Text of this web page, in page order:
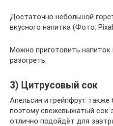
Достаточно небольшой
вкусного напитка (Фото:
Можно приготовить напиток
разогреть.
3) Цитрусовый сок
Апельсин и грейпфрут
поэтому свежевыжатый сок
отлично подойдёт для